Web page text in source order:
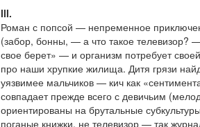
III.
Роман с попсой — непременное
(забор, бонны, — а что такое телевизор?
свое берет» — и организм потребует
про наши хрупкие жилища. Дитя грязи
уязвимее мальчиков — кич как
совпадает прежде всего с девичьим
ориентированы на брутальные
поганые книжки, не телевизор — так